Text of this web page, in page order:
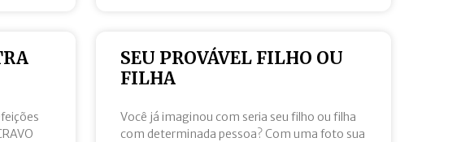
SEU PROVÁVEL FILHO OU
FILHA
Você já imaginou com seria seu filho ou filha
com determinada pessoa? Com uma foto sua